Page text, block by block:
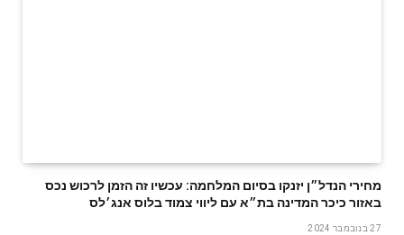
מחירי הנדל״ן יזנקו בסיום המלחמה: עכשיו זה הזמן לרכוש נכס
באזור כיכר המדינה בת״א עם ליווי צמוד בלוס אנג׳לס
27 בנובמבר 2024